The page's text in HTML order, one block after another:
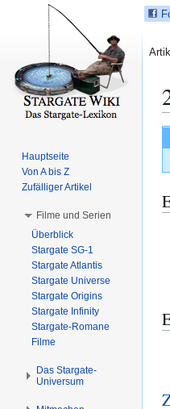
u
r
a
i
o
r
u
r
u
r
i
n
Hauptseite
Von A bis Z
Zufälliger Artikel
Filme und Serien
Überblick
Stargate SG-1
Stargate Atlantis
Stargate Universe
Stargate Origins
Stargate Infinity
Stargate-Romane
Filme
Das Stargate-
Universum